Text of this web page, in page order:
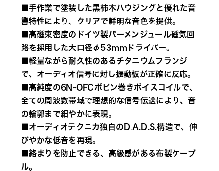
■手作業で塗装した黒柿木ハウジングと優れた音
響特性により、クリアで鮮明な音色を提供。
■高磁束密度のドイツ製パーメンジュール磁気回
路を採用した大口径φ53mmドライバー。
■軽量ながら耐久性のあるチタニウムフランジ
で、オーディオ信号に対し振動板が正確に反応。
■高純度の6N-OFCボビン巻きボイスコイルで、
全ての周波数帯域で理想的な信号伝送により、音
の輪郭まで細やかに表現。
■オーディオテクニカ独自のD.A.D.S.構造で、伸
びやかな低音を再現。
■絡まりを防止できる、高級感がある布製ケーブ
ル。